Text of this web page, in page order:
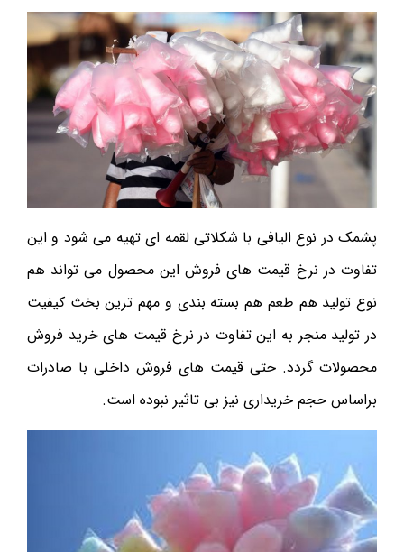
پشمک در نوع الیافی با شکلاتی لقمه ای تهیه می شود و این
تفاوت در نرخ قیمت های فروش این محصول می تواند هم
نوع تولید هم طعم هم بسته بندی و مهم ترین بخث کیفیت
در تولید منجر به این تفاوت در نرخ قیمت های خرید فروش
محصولات گردد. حتی قیمت های فروش داخلی با صادرات
براساس حجم خریداری نیز بی تاثیر نبوده است.